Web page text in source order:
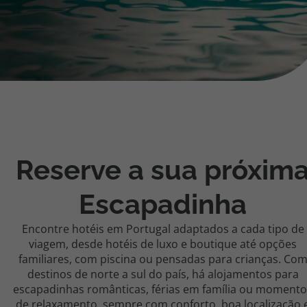
Promoções
Rede de Lojas
Blog TopViagens
Área de Cliente
Reserve a sua
Escapadinha
Encontre hotéis em Portugal adaptados a cada tipo de
viagem, desde hotéis de luxo e boutique até opções
familiares, com piscina ou pensadas para crianças. Com
destinos de norte a sul do país, há alojamentos para
escapadinhas românticas, férias em família ou